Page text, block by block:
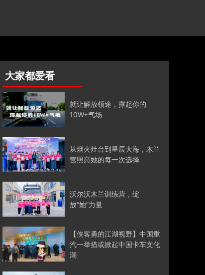
大家都爱看
就让解放领途，撑起你的
10W+气场
从烟火灶台到星辰大海，木兰
营照亮她的每一次选择
沃尔沃木兰训练营，绽
放“她”力量
【侠客勇的江湖视野】中国重
汽一举措或掀起中国卡车文化
潮